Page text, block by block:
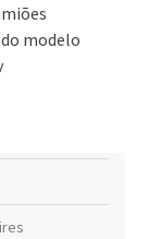
modelo